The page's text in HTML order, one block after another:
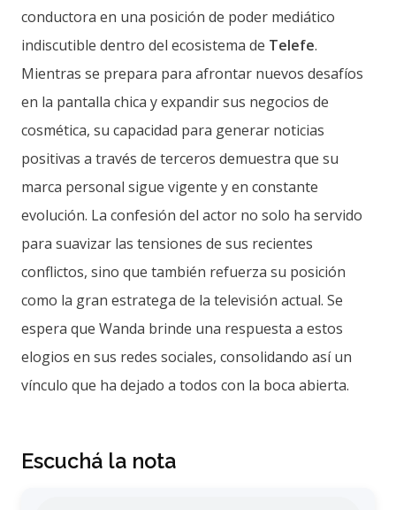
conductora en una posición de poder mediático
indiscutible dentro del ecosistema de Telefe.
Mientras se prepara para afrontar nuevos desafíos
en la pantalla chica y expandir sus negocios de
cosmética, su capacidad para generar noticias
positivas a través de terceros demuestra que su
marca personal sigue vigente y en constante
evolución. La confesión del actor no solo ha servido
para suavizar las tensiones de sus recientes
conflictos, sino que también refuerza su posición
como la gran estratega de la televisión actual. Se
espera que Wanda brinde una respuesta a estos
elogios en sus redes sociales, consolidando así un
vínculo que ha dejado a todos con la boca abierta.
Escuchá la nota